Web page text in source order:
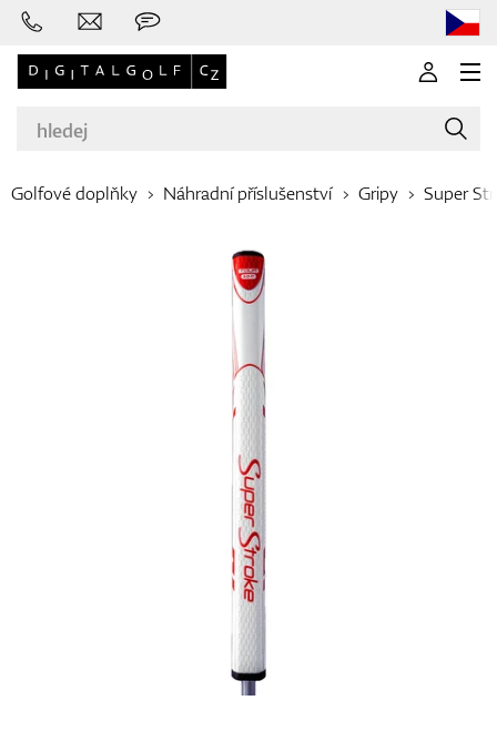
Golfové hole
Oblečení
Boty
Rukavice
Golfové doplňky Náhradní příslušenství Gripy Super